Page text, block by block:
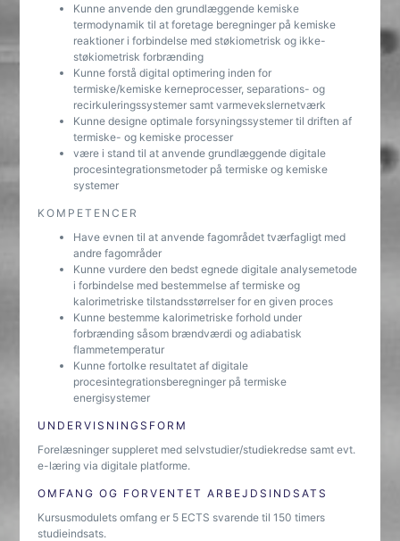
Kunne anvende den grundlæggende kemiske
termodynamik til at foretage beregninger på kemiske
reaktioner i forbindelse med støkiometrisk og ikke-
støkiometrisk forbrænding
Kunne forstå digital optimering inden for
termiske/kemiske kerneprocesser, separations- og
recirkuleringssystemer samt varmevekslernetværk
Kunne designe optimale forsyningssystemer til driften af
termiske- og kemiske processer
være i stand til at anvende grundlæggende digitale
procesintegrationsmetoder på termiske og kemiske
systemer
KOMPETENCER
Have evnen til at anvende fagområdet tværfagligt med
andre fagområder
Kunne vurdere den bedst egnede digitale analysemetode
i forbindelse med bestemmelse af termiske og
kalorimetriske tilstandsstørrelser for en given proces
Kunne bestemme kalorimetriske forhold under
forbrænding såsom brændværdi og adiabatisk
flammetemperatur
Kunne fortolke resultatet af digitale
procesintegrationsberegninger på termiske
energisystemer
UNDERVISNINGSFORM
Forelæsninger suppleret med selvstudier/studiekredse samt evt.
e-læring via digitale platforme.
OMFANG OG FORVENTET ARBEJDSINDSATS
Kursusmodulets omfang er 5 ECTS svarende til 150 timers
studieindsats.